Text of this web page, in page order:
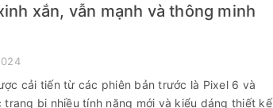
xắn, vẫn mạnh và thông minh
cải tiến từ các phiên bản trước là Pixel 6 và
bị nhiều tính năng mới và kiểu dáng thiết kế